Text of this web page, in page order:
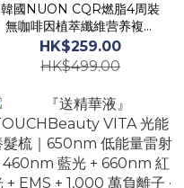
韓國NUON CQR燃脂4周裝
無咖啡因植萃纖維营养複配
纖體丸
HK$259.00
HK$499.00